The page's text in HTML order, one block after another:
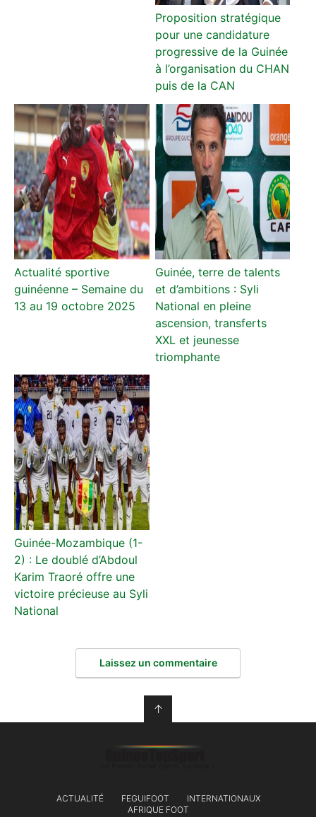
Proposition stratégique
pour une candidature
progressive de la Guinée
à l’organisation du CHAN
puis de la CAN
Actualité sportive
guinéenne – Semaine du
13 au 19 octobre 2025
Guinée, terre de talents
et d’ambitions : Syli
National en pleine
ascension, transferts
XXL et jeunesse
triomphante
Guinée-Mozambique (1-
2) : Le doublé d’Abdoul
Karim Traoré offre une
victoire précieuse au Syli
National
Laissez un commentaire
↑
ACTUALITÉ FEGUIFOOT
INTERNATIONAUX
AFRIQUE FOOT